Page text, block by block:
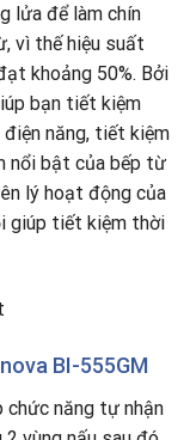
lửa để làm chín
vì thế hiệu suất
khoảng 50%. Bởi
bạn tiết kiệm
năng, tiết kiệm
nổi bật của bếp từ
lý hoạt động của
giúp tiết kiệm thời
BI-555GM
năng tự nhận